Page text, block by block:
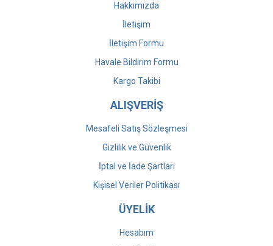
Hakkımızda
İletişim
İletişim Formu
Havale Bildirim Formu
Kargo Takibi
ALIŞVERİŞ
Mesafeli Satış Sözleşmesi
Gizlilik ve Güvenlik
İptal ve İade Şartları
Kişisel Veriler Politikası
ÜYELİK
Hesabım